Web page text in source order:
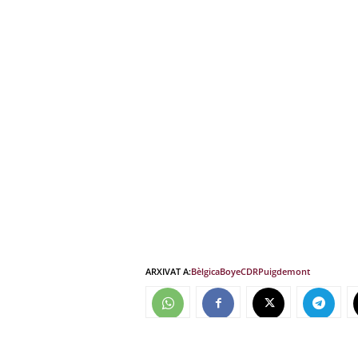
ARXIVAT A:BèlgicaBoyeCDRPuigdemont